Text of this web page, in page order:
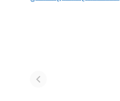
किसे कहते है?